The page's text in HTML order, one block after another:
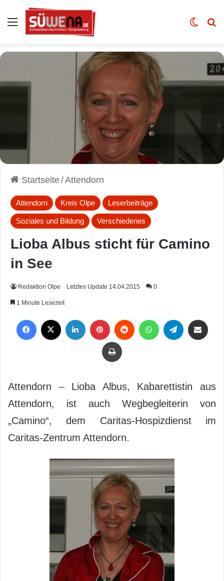
Auswahl Skin
Startseite/Attendorn
Attendorn Kreis Olpe Leserbeiträge
Soziales und Bildung Verschiedenes
Lioba Albus sticht für Camino
in See
Redaktion Olpe Letztes Update 14.04.2015 0
1 Minute Lesezeit
Drucken
Attendorn – Lioba Albus, Kabarettistin aus
Attendorn, ist auch Wegbegleiterin von
„Camino“, dem Caritas-Hospizdienst im
Caritas-Zentrum Attendorn.